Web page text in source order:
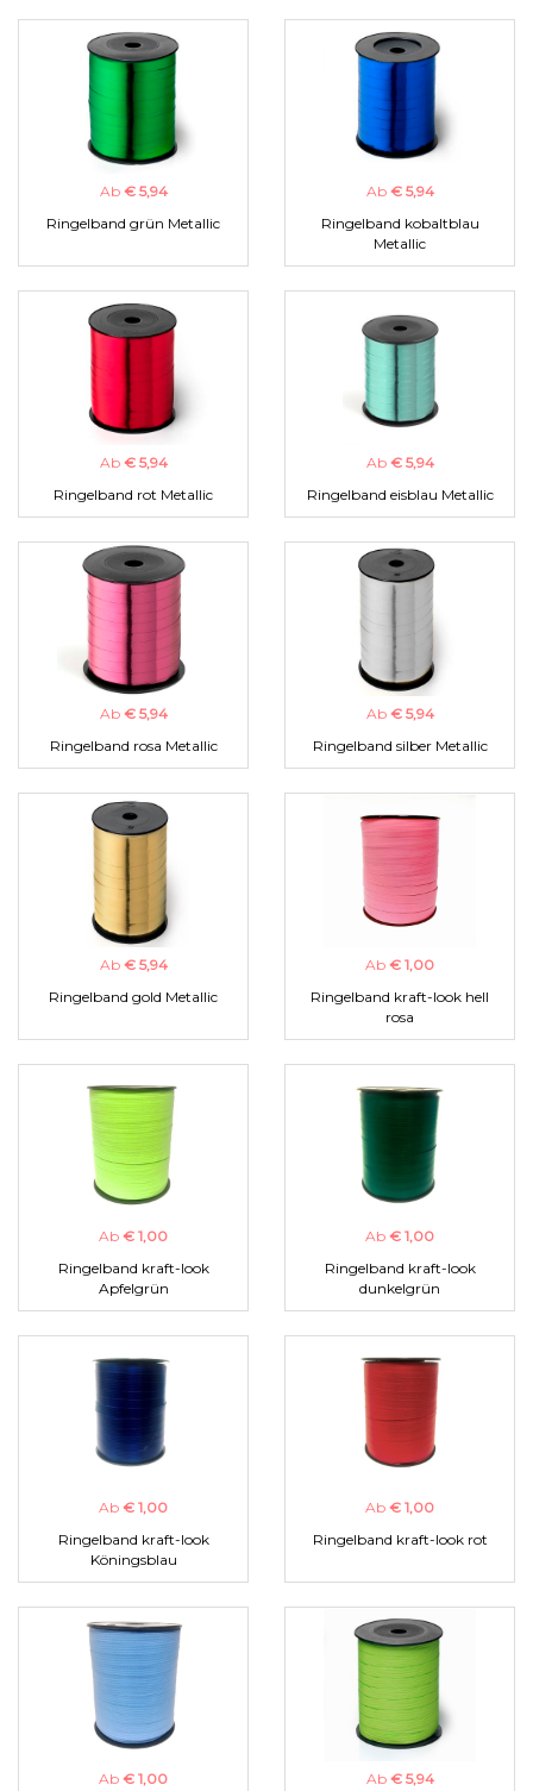
Ab € 5,94
Ringelband grün Metallic
Ab € 5,94
Ringelband kobaltblau
Metallic
Ab € 5,94
Ringelband rot Metallic
Ab € 5,94
Ringelband eisblau Metallic
Ab € 5,94
Ringelband rosa Metallic
Ab € 5,94
Ringelband silber Metallic
Ab € 5,94
Ringelband gold Metallic
Ab € 1,00
Ringelband kraft-look hell
rosa
Ab € 1,00
Ringelband kraft-look
Apfelgrün
Ab € 1,00
Ringelband kraft-look
dunkelgrün
Ab € 1,00
Ringelband kraft-look
Köningsblau
Ab € 1,00
Ringelband kraft-look rot
Ab € 1,00 Ab € 5,94